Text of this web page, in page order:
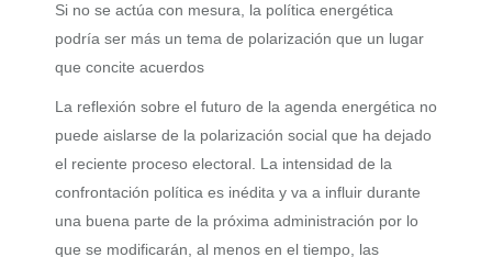
Si no se actúa con mesura, la política energética
podría ser más un tema de polarización que un lugar
que concite acuerdos
La reflexión sobre el futuro de la agenda energética no
puede aislarse de la polarización social que ha dejado
el reciente proceso electoral. La intensidad de la
confrontación política es inédita y va a influir durante
una buena parte de la próxima administración por lo
que se modificarán, al menos en el tiempo, las